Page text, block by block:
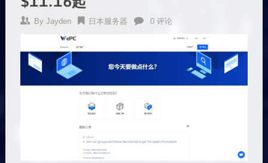
By Jayden 日本服务器 0 评论